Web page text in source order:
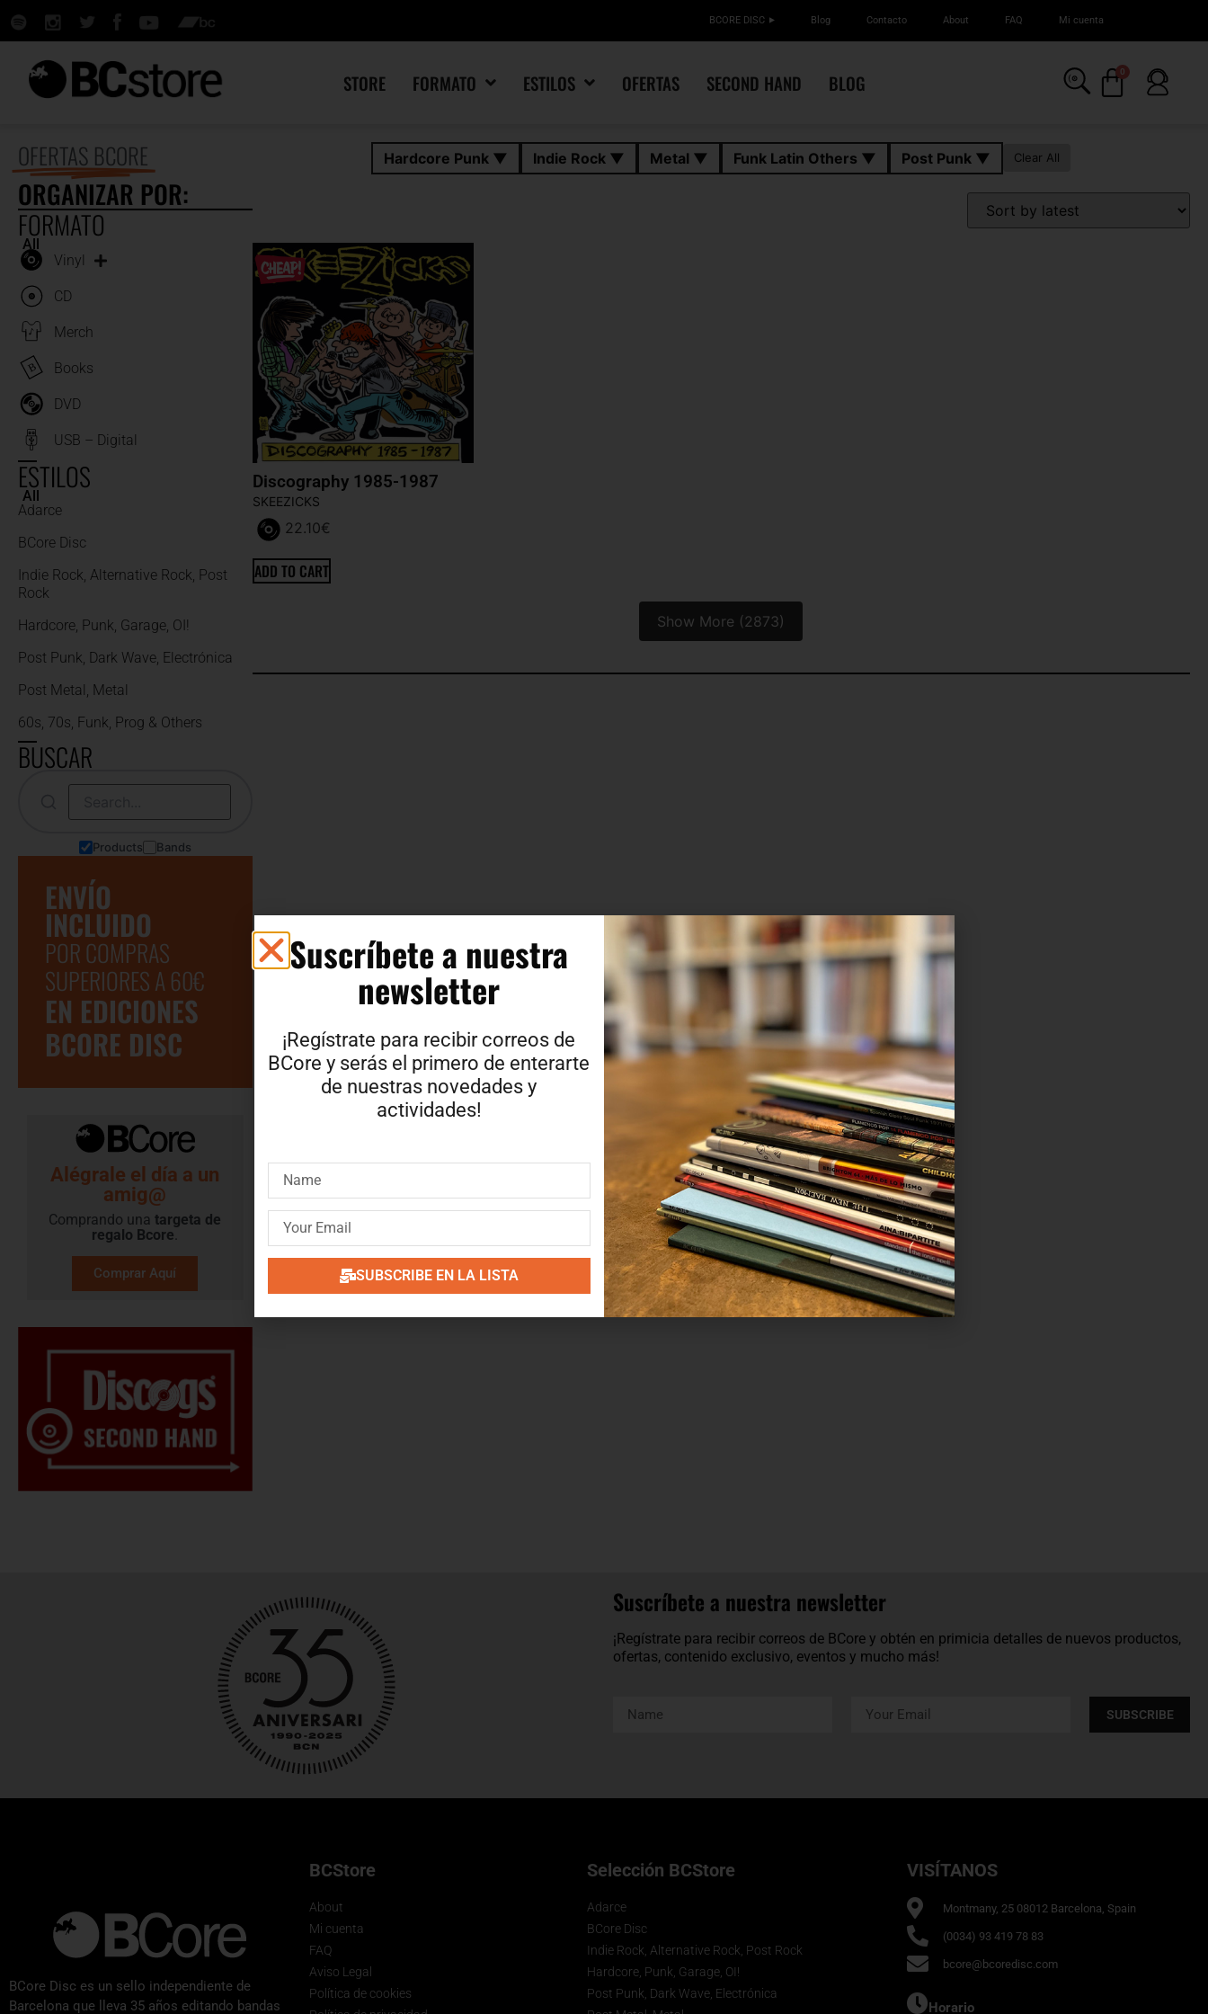
BCORE DISC Blog Contacto About FAQ Mi cuenta
0
STORE FORMATO ESTILOS OFERTAS SECOND HAND BLOG
OFERTAS BCORE
ORGANIZAR POR:
FORMATO
All
Vinyl
CD
Merch
Books
DVD
USB – Digital
ESTILOS
All
Adarce
BCore Disc
Indie Rock, Alternative Rock, Post
Rock
Hardcore, Punk, Garage, OI!
Post Punk, Dark Wave, Electrónica
Post Metal, Metal
60s, 70s, Funk, Prog & Others
BUSCAR
Products Bands
ENVÍO
INCLUIDO
POR COMPRAS
SUPERIORES A 60€
EN EDICIONES
BCORE DISC
Alégrale el día a un
amig@
Comprando unatargeta de
regalo​ Bcore.
Comprar Aquí
Hardcore Punk ▼ Indie Rock ▼ Metal ▼ Funk Latin Others ▼ Post Punk ▼ Clear All
Discography 1985-1987
SKEEZICKS
22.10€
ADD TO CART
Show More (2873)
Suscríbete a nuestra newsletter
¡Regístrate para recibir correos de BCore y obtén en primicia detalles de nuevos productos,
ofertas, contenido exclusivo, eventos y mucho más!
SUBSCRIBE
BCore Disc es un sello independiente de
Barcelona que lleva 35 años editando bandas
BCStore
About
Mi cuenta
FAQ
Aviso Legal
Política de cookies
Selección BCStore
Adarce
BCore Disc
Indie Rock, Alternative Rock, Post Rock
Hardcore, Punk, Garage, OI!
Post Punk, Dark Wave, Electrónica
VISÍTANOS
Montmany, 25 08012 Barcelona, Spain
(0034) 93 419 78 83
bcore@bcoredisc.com
Horario
Suscríbete a nuestra
newsletter​
¡Regístrate para recibir correos de
BCore y serás el primero de enterarte
de nuestras novedades y
actividades!
SUBSCRIBE EN LA LISTA